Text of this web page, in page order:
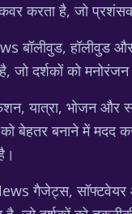
करता है, जो
बॉलीवुड, हॉलीवुड और
जो दर्शकों को
यात्रा, भोजन और
बेहतर बनाने में
News गैजेट्स,